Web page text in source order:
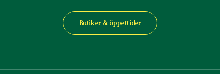
Butiker & öppettider